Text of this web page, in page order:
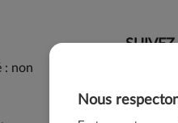
: non
Nous